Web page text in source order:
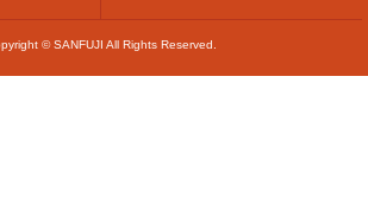
© SANFUJI All Rights Reserved.